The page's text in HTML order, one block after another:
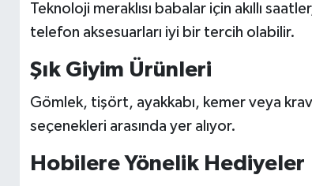
Teknoloji meraklısı babalar için akıllı
telefon aksesuarları iyi bir tercih olabilir.
Şık Giyim Ürünleri
Gömlek, tişört, ayakkabı, kemer veya
seçenekleri arasında yer alıyor.
Hobilere Yönelik Hediyeler